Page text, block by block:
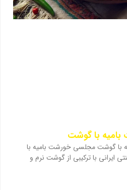
بامیه با گوشت
با گوشت مجلسی خورشت بامیه با
با ترکیبی از گوشت نرم و